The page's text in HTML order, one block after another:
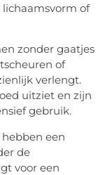
of
zonder gaatjes
of
verlengt.
uitziet en zijn
gebruik.
een
de
voor een